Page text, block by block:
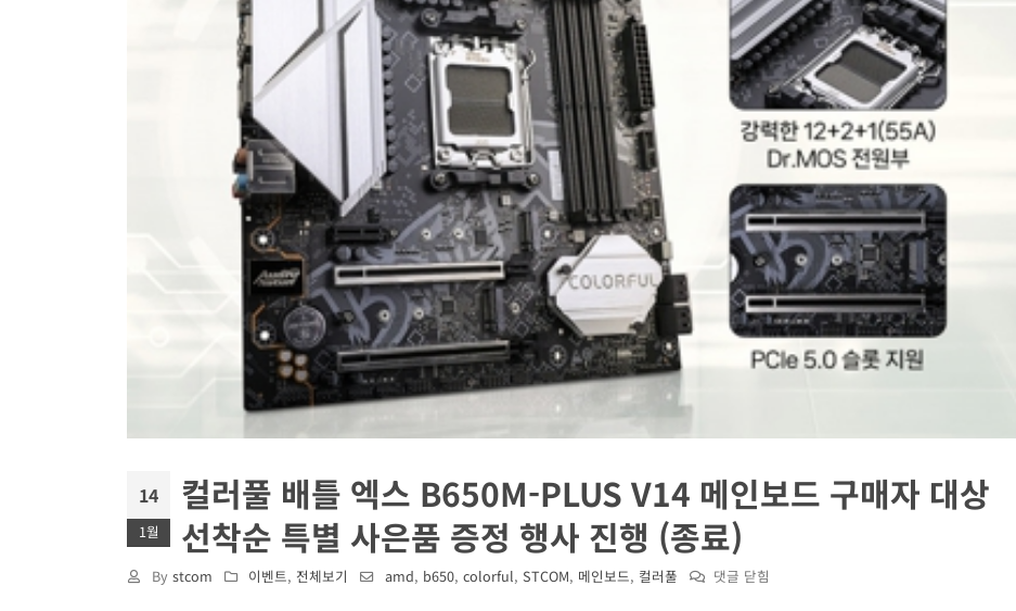
14
1월
컬러풀 배틀 엑스 B650M-PLUS V14 메인보드 구매자 대상
선착순 특별 사은품 증정 행사 진행 (종료)
By stcom 이벤트, 전체보기 amd, b650, colorful, STCOM, 메인보드, 컬러풀
컬
댓글 닫힘